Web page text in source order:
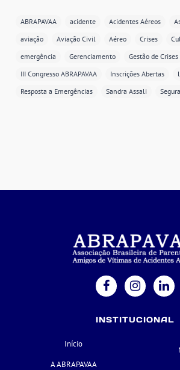
ABRAPAVAA acidente Acidentes Aéreos
aviação
Aviação Civil Aéreo Crises
emergência
Gerenciamento Gestão de Crises
III Congresso ABRAPAVAA
Inscrições Abertas
Resposta a Emergências
Sandra Assali
INSTITUCIONAL
Início
A ABRAPAVAA